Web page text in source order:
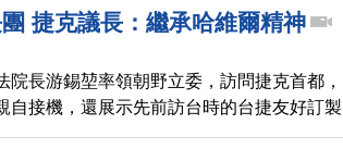
捷克議長：繼承哈維爾精神
院長游錫堃率領朝野立委，訪問捷克首都，
自接機，還展示先前訪台時的台捷友好訂製
次於總統，參議院大門和接待的座車車頭，